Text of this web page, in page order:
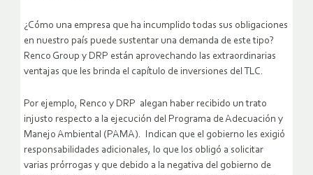
¿Cómo una empresa que ha incumplido todas sus obligaciones
en nuestro país puede sustentar una demanda de este tipo?
Renco Group y DRP están aprovechando las extraordinarias
ventajas que les brinda el capítulo de inversiones del TLC.
Por ejemplo, Renco y DRP alegan haber recibido un trato
injusto respecto a la ejecución del Programa de Adecuación y
Manejo Ambiental (PAMA). Indican que el gobierno les exigió
responsabilidades adicionales, lo que los obligó a solicitar
varias prórrogas y que debido a la negativa del gobierno de